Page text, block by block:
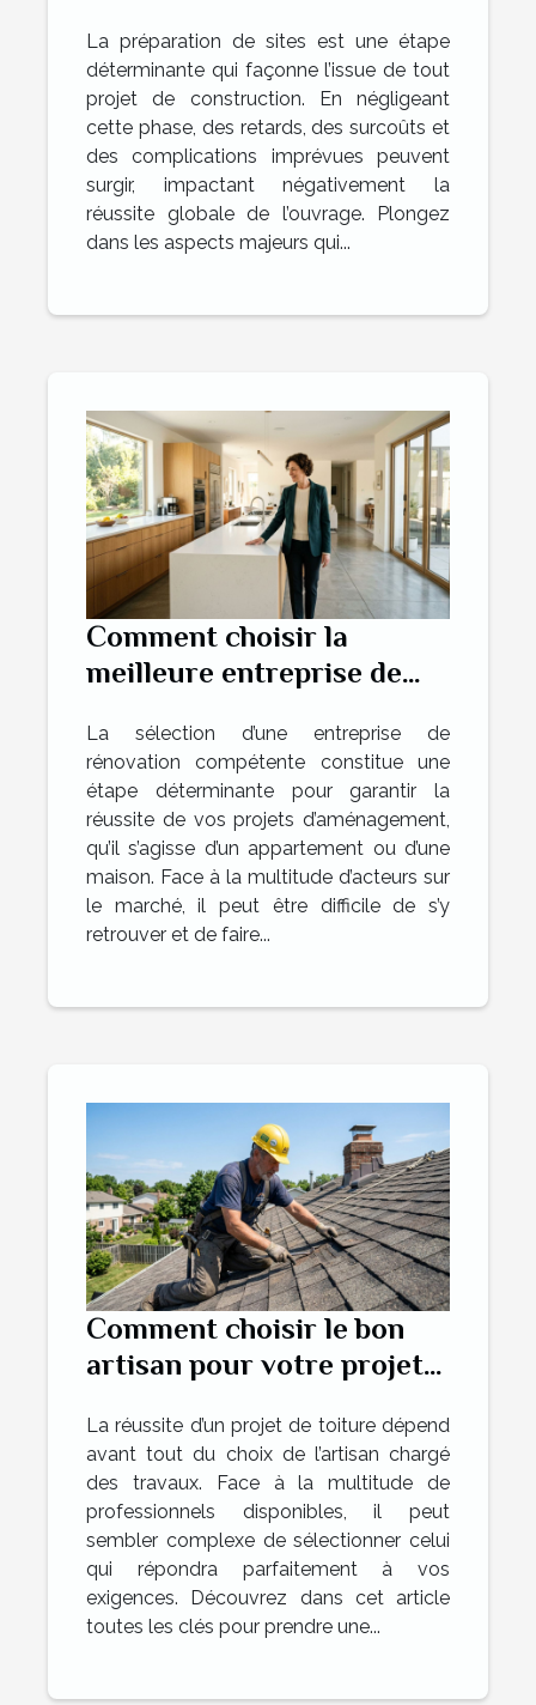
construction ?
La préparation de sites est une étape
déterminante qui façonne l’issue de tout
projet de construction. En négligeant
cette phase, des retards, des surcoûts et
des complications imprévues peuvent
surgir, impactant négativement la
réussite globale de l’ouvrage. Plongez
dans les aspects majeurs qui...
Comment choisir la
meilleure entreprise de
projets ?
La sélection d’une entreprise de
rénovation compétente constitue une
étape déterminante pour garantir la
réussite de vos projets d’aménagement,
qu’il s’agisse d’un appartement ou d’une
maison. Face à la multitude d’acteurs sur
le marché, il peut être difficile de s’y
retrouver et de faire...
Comment choisir le bon
artisan pour votre projet
La réussite d’un projet de toiture dépend
avant tout du choix de l’artisan chargé
des travaux. Face à la multitude de
professionnels disponibles, il peut
sembler complexe de sélectionner celui
qui répondra parfaitement à vos
exigences. Découvrez dans cet article
toutes les clés pour prendre une...